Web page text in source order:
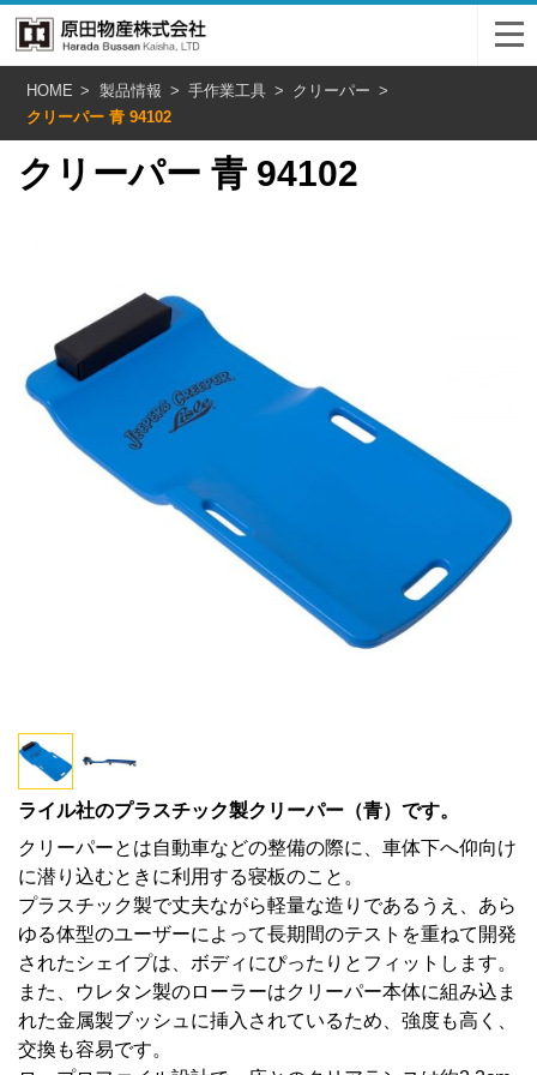
HOME 製品情報 手作業工具
クリーパー
クリーパー 青 94102
クリーパー 青 94102
ライル社のプラスチック製クリーパー（青）です。
クリーパーとは自動車などの整備の際に、車体下へ仰向け
に潜り込むときに利用する寝板のこと。
プラスチック製で丈夫ながら軽量な造りであるうえ、あら
ゆる体型のユーザーによって長期間のテストを重ねて開発
されたシェイプは、ボディにぴったりとフィットします。
また、ウレタン製のローラーはクリーパー本体に組み込ま
れた金属製ブッシュに挿入されているため、強度も高く、
交換も容易です。